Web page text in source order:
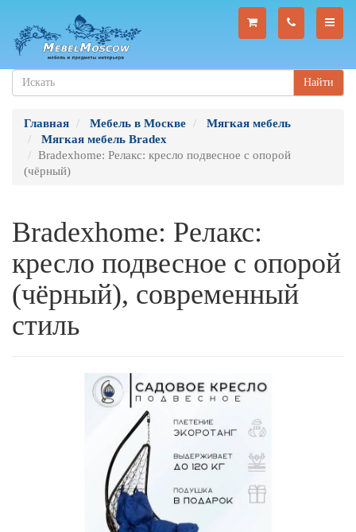
Найти
Главная Мебель в Москве
Мягкая мебель
Мягкая мебель Bradex
Bradexhome: Релакс: кресло подвесное с опорой
(чёрный)
Bradexhome: Релакс:
кресло подвесное с опорой
(чёрный), современный
стиль